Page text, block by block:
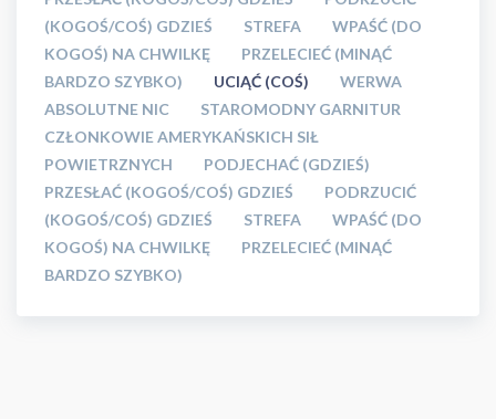
(KOGOŚ/COŚ) GDZIEŚ
STREFA
WPAŚĆ (DO
KOGOŚ) NA CHWILKĘ
PRZELECIEĆ (MINĄĆ
BARDZO SZYBKO)
UCIĄĆ (COŚ)
WERWA
ABSOLUTNE NIC
STAROMODNY GARNITUR
CZŁONKOWIE AMERYKAŃSKICH SIŁ
POWIETRZNYCH
PODJECHAĆ (GDZIEŚ)
PRZESŁAĆ (KOGOŚ/COŚ) GDZIEŚ
PODRZUCIĆ
(KOGOŚ/COŚ) GDZIEŚ
STREFA
WPAŚĆ (DO
KOGOŚ) NA CHWILKĘ
PRZELECIEĆ (MINĄĆ
BARDZO SZYBKO)